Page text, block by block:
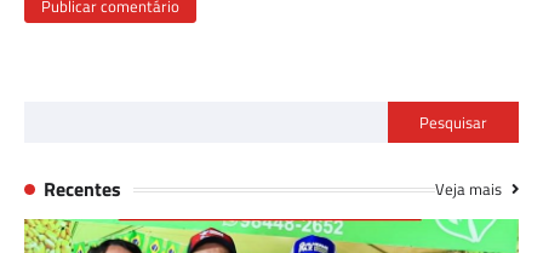
Pesquisar
Recentes Veja mais